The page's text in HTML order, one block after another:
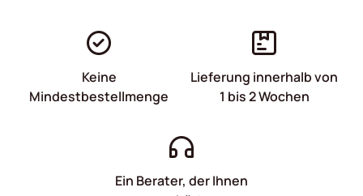
Keine
Mindestbestellmenge
Lieferung innerhalb von
1 bis 2 Wochen
Ein Berater, der Ihnen